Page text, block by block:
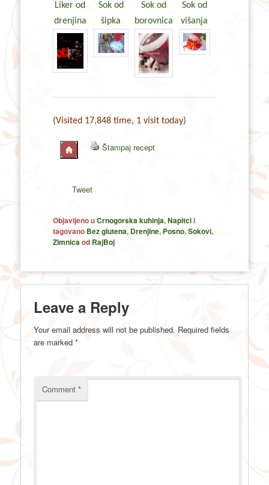
Liker od
drenjina
Sok od
šipka
Sok od
borovnica
Sok od
višanja
(Visited 17,848 time, 1 visit today)
Štampaj recept
Tweet
Objavljeno uCrnogorska kuhinja,Napitcii
tagovano Bez glutena, Drenjine, Posno,Sokovi,
Zimnicaod RajBoj
Leave a Reply
Your email address will not be published. Required fields
are marked*
Comment*